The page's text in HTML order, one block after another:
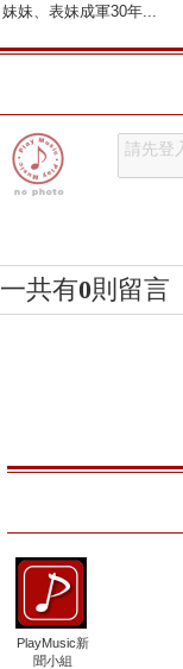
妹妹、表妹成軍30年...
一共有0則留言
PlayMusic新
聞小組